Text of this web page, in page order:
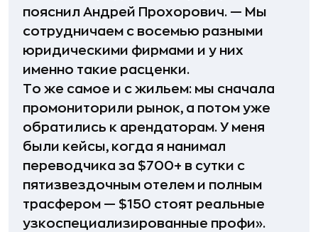
пояснил Андрей Прохорович. — Мы
сотрудничаем с восемью разными
юридическими фирмами и у них
именно такие расценки.
То же самое и с жильем: мы сначала
промониторили рынок, а потом уже
обратились к арендаторам. У меня
были кейсы, когда я нанимал
переводчика за $700+ в сутки с
пятизвездочным отелем и полным
трасфером — $150 стоят реальные
узкоспециализированные профи».